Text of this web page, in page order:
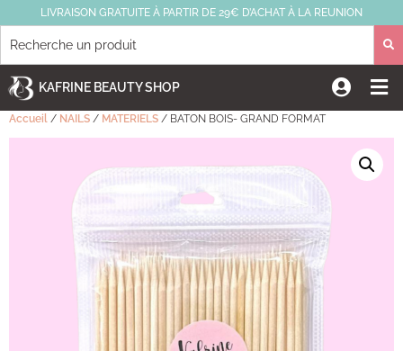
LIVRAISON GRATUITE À PARTIR DE 29€ D’ACHAT À LA REUNION
KAFRINE BEAUTY SHOP
Accueil / NAILS / MATERIELS / BATON BOIS- GRAND FORMAT